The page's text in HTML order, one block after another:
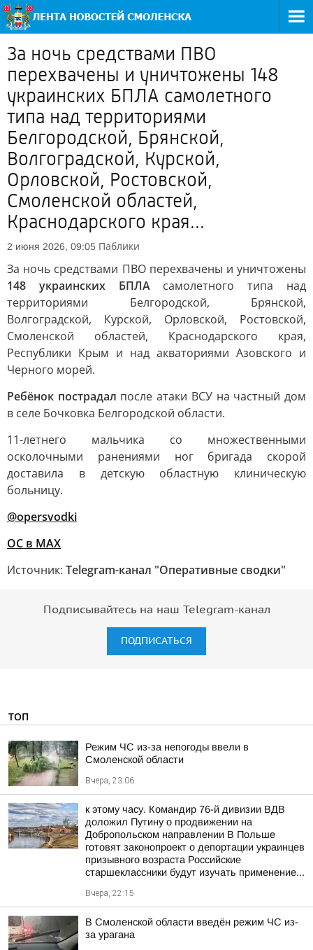
За ночь средствами ПВО
перехвачены и уничтожены 148
украинских БПЛА самолетного
типа над территориями
Белгородской, Брянской,
Волгоградской, Курской,
Орловской, Ростовской,
Смоленской областей,
Краснодарского края...
2 июня 2026, 09:05 Паблики
За ночь средствами ПВО перехвачены и уничтожены
148 украинских БПЛАсамолетного типа над
территориями Белгородской, Брянской,
Волгоградской, Курской, Орловской, Ростовской,
Смоленской областей, Краснодарского края,
Республики Крым и над акваториями Азовского и
Черного морей.
Ребёнок пострадал после атаки ВСУ на частный дом
в селе Бочковка Белгородской области.
11-летнего мальчика со множественными
осколочными ранениями ног бригада скорой
доставила в детскую областную клиническую
больницу.
@opersvodki
ОС в MAX
Источник: Telegram-канал "Оперативные сводки"
Подписывайтесь на наш Telegram-канал
ПОДПИСАТЬСЯ
ТОП
Режим ЧС из-за непогоды ввели в
Смоленской области
Вчера, 23:06
к этому часу. Командир 76-й дивизии ВДВ
доложил Путину о продвижении на
Добропольском направлении В Польше
готовят законопроект о депортации украинцев
призывного возраста Российские
старшеклассники будут изучать применение...
Вчера, 22:15
В Смоленской области введён режим ЧС из-
за урагана